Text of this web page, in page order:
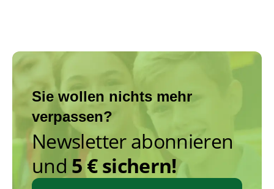
Sie wollen nichts mehr
verpassen?
Newsletter abonnieren
und 5 € sichern!